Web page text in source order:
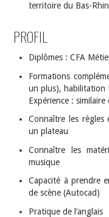
territoire du Bas-
PROFIL
Diplômes : CFA
Formations
un plus), habilitation
Expérience : similaire
Connaître les règles
un plateau
Connaître les
musique
Capacité à prendre
de scène (Autocad)
Pratique de l’anglais